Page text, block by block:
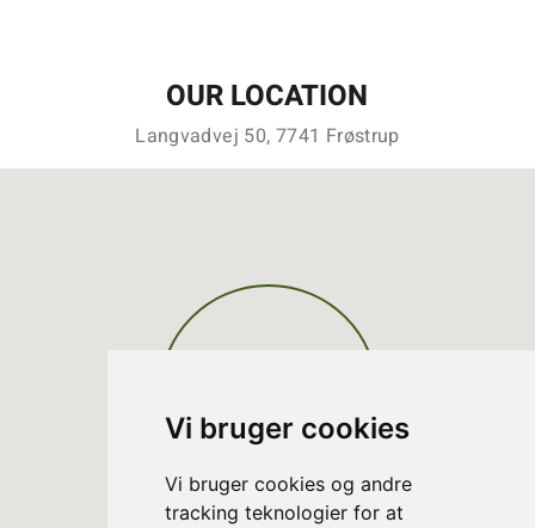
Vi bruger cookies
Vi bruger cookies og andre
tracking teknologier for at
OUR LOCATION
Langvadvej 50, 7741 Frøstrup